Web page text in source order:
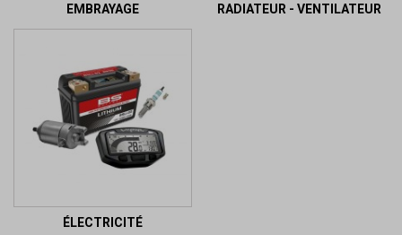
EMBRAYAGE RADIATEUR - VENTILATEUR
ÉLECTRICITÉ